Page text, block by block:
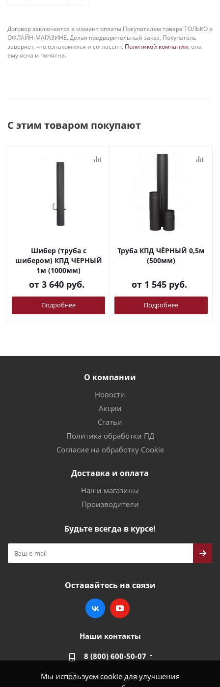
Мы используем cookie для улучшения
Договор заключается в момент оплаты Покупателем товара ТОЛЬКО в
ОФЛАЙН-МАГАЗИНЕ. Делая предварительный заказ, Покупатель
заверяет, что ознакомился и согласен с Политикой компании, она
ему ясна и понятна.
С этим товаром покупают
Шибер (труба с
шибером) КПД ЧЕРНЫЙ
1м (1000мм)
от 3 640 руб.
Подробнее
Труба КПД ЧЁРНЫЙ 0,5м
(500мм)
от 1 545 руб.
Подробнее
О компании
Новости
Акции
Статьи
Политика обработки ПД
Согласие на обработку Cookie
Доставка и оплата
Наши магазины
Производители
Будьте всегда в курсе!
Оставайтесь на связи
Наши контакты
8 (800) 600-50-07
market@100-kpd.ru